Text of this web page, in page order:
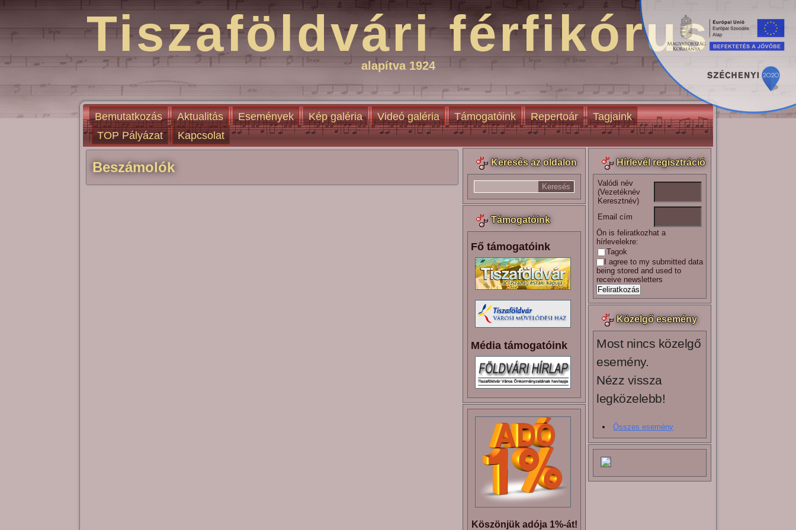
Tiszaföldvári férfikórus
alapítva 1924
Bemutatkozás Aktualitás Események Kép galéria Videó galéria Támogatóink Repertoár
Tagjaink
TOP Pályázat
Kapcsolat
Beszámolók Keresés az oldalon
Támogatóink
Fő támogatóink
Média támogatóink
Köszönjük adója 1%-át!
Hírlevél regisztráció
Valódi név
(Vezetéknév
Keresztnév)
Email cím
Ön is feliratkozhat a
hírlevelekre:
Tagok
I agree to my submitted data
being stored and used to
receive newsletters
Közelgő esemény
Most nincs közelgő
esemény.
Nézz vissza
legközelebb!
Összes esemény